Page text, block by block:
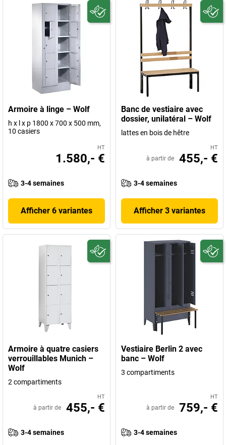
Armoire à linge – Wolf
h x l x p 1800 x 700 x 500 mm,
10 casiers
HT
1.580,- €
3-4 semaines
Afficher 6 variantes
Banc de vestiaire avec
dossier, unilatéral – Wolf
lattes en bois de hêtre
HT
à partir de 455,- €
3-4 semaines
Afficher 3 variantes
Armoire à quatre casiers
verrouillables Munich –
Wolf
2 compartiments
HT
à partir de 455,- €
3-4 semaines
Vestiaire Berlin 2 avec
banc – Wolf
3 compartiments
HT
à partir de 759,- €
3-4 semaines